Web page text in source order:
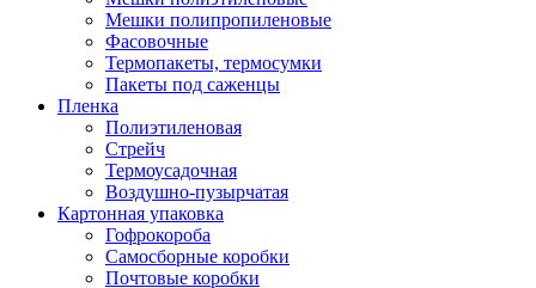
Мешки полипропиленовые
Фасовочные
Термопакеты, термосумки
Пакеты под саженцы
Пленка
Полиэтиленовая
Стрейч
Термоусадочная
Воздушно-пузырчатая
Картонная упаковка
Гофрокороба
Самосборные коробки
Почтовые коробки